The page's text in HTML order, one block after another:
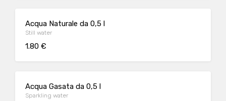
Acqua Naturale da 0,5 l
Still water
1.80 €
Acqua Gasata da 0,5 l
Sparkling water